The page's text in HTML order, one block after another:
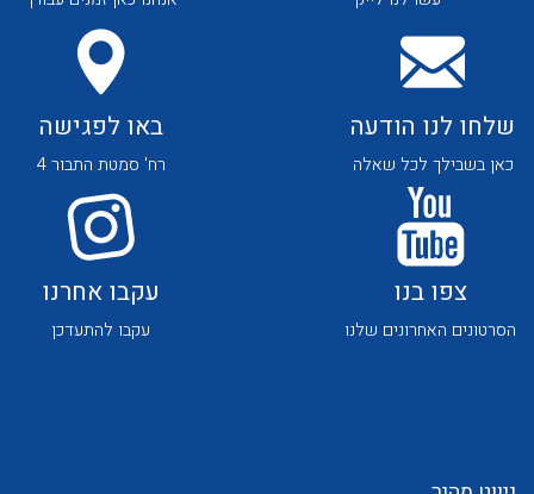
לכל מוצרי היצרן לכל מוצרי היצרן
לכל מוצרי היצרן לכל מוצרי היצרן
שלחו לנו הודעה
כאן בשבילך לכל שאלה
באו לפגישה
רח' סמטת התבור 4
צפו בנו
הסרטונים האחרונים שלנו
עקבו אחרנו
עקבו להתעדכן